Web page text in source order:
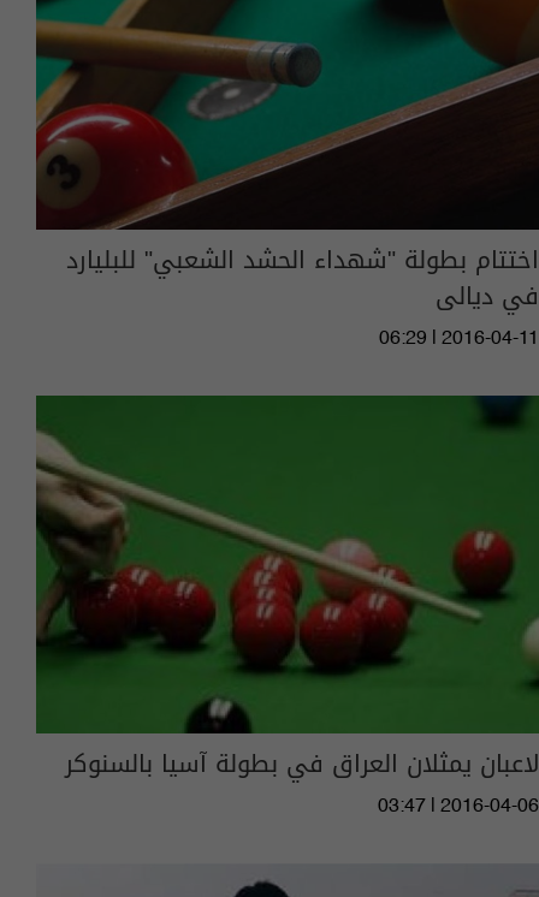
اختتام بطولة "شهداء الحشد الشعبي" للبليارد
في ديالى
06:29 | 2016-04-11
لاعبان يمثلان العراق في بطولة آسيا بالسنوكر
03:47 | 2016-04-06